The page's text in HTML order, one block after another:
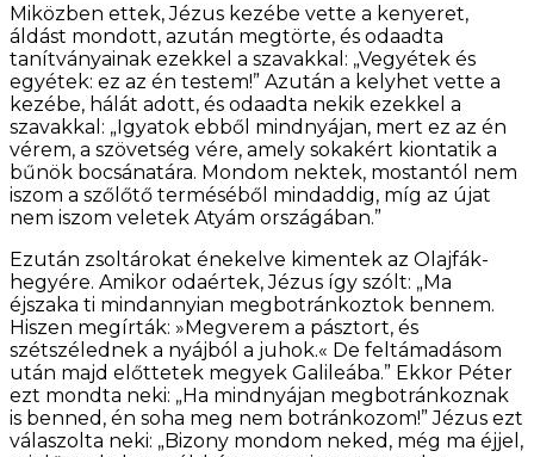
Miközben ettek, Jézus kezébe vette a kenyeret,
áldást mondott, azután megtörte, és odaadta
tanítványainak ezekkel a szavakkal: „Vegyétek és
egyétek: ez az én testem!” Azután a kelyhet vette a
kezébe, hálát adott, és odaadta nekik ezekkel a
szavakkal: „Igyatok ebből mindnyájan, mert ez az én
vérem, a szövetség vére, amely sokakért kiontatik a
bűnök bocsánatára. Mondom nektek, mostantól nem
iszom a szőlőtő terméséből mindaddig, míg az újat
nem iszom veletek Atyám országában.”
Ezután zsoltárokat énekelve kimentek az Olajfák-
hegyére. Amikor odaértek, Jézus így szólt: „Ma
éjszaka ti mindannyian megbotránkoztok bennem.
Hiszen megírták: »Megverem a pásztort, és
szétszélednek a nyájból a juhok.« De feltámadásom
után majd előttetek megyek Galileába.” Ekkor Péter
ezt mondta neki: „Ha mindnyájan megbotránkoznak
is benned, én soha meg nem botránkozom!” Jézus ezt
válaszolta neki: „Bizony mondom neked, még ma éjjel,